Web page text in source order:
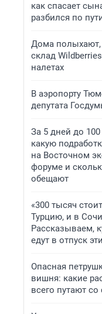
как спасает
разбился по
Дома полыхают,
склад
налетах
В аэропорту
депутата
За 5 дней до
какую
на Восточном
форуме и
обещают
«300 тысяч
Турцию, и в
Рассказываем,
едут в отпуск
Опасная
вишня: какие
всего путают